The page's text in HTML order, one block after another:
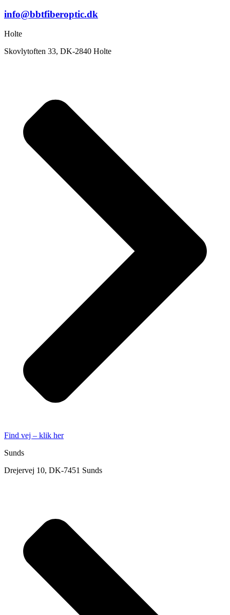
info@bbtfiberoptic.dk
Holte
Skovlytoften 33, DK-2840 Holte
Find vej – klik her
Sunds
Drejervej 10, DK-7451 Sunds